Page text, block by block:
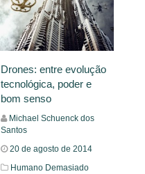
Drones: entre evolução
tecnológica, poder e
bom senso
Michael Schuenck dos
Santos
20 de agosto de 2014
Humano Demasiado